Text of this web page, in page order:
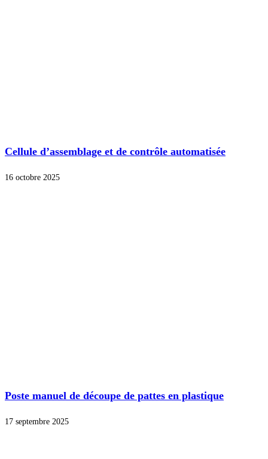
Cellule d’assemblage et de contrôle automatisée
16 octobre 2025
Poste manuel de découpe de pattes en plastique
17 septembre 2025